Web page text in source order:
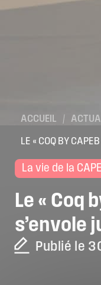
ACCUEIL /
LE « COQ BY
La vie de la
Le « Coq
s’envole
Publié le